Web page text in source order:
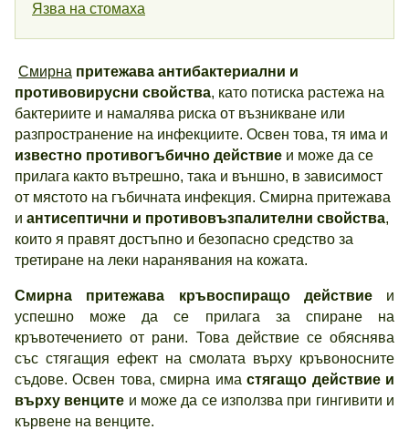
Язва на стомаха
Смирна притежава антибактериални и
противовирусни свойства, като потиска растежа на
бактериите и намалява риска от възникване или
разпространение на инфекциите. Освен това, тя има и
известно противогъбично действие и може да се
прилага както вътрешно, така и външно, в зависимост
от мястото на гъбичната инфекция. Смирна притежава
и антисептични и противовъзпалителни свойства,
които я правят достъпно и безопасно средство за
третиране на леки наранявания на кожата.
Смирна притежава кръвоспиращо действиеи
успешно може да се прилага за спиране на
кръвотечението от рани. Това действие се обяснява
със стягащия ефект на смолата върху кръвоносните
съдове. Освен това, смирна имастягащо действие и
върху венците и може да се използва при гингивити и
кървене на венците.